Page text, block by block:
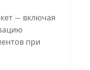
— включая
при